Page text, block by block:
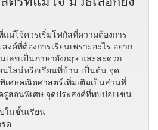
ม่โจ้ควรเริ่มโฟกัสที่ความต้องการ
งค์ที่ต้องการเรียนเพราะอะไร อยาก
เลขเป็นภาษาอังกฤษ และสะดวก
นไลน์หรือเรียนที่บ้าน เป็นต้น จุด
เศษคณิตศาสตร์เพิ่มเติมเป็นส่วนที่
สอนพิเศษ จุดประสงค์ที่พบบ่อยเช่น
ในชั้นเรียน
ด